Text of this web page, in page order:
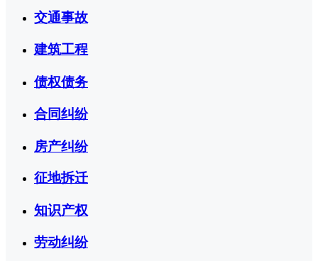
交通事故
建筑工程
债权债务
合同纠纷
房产纠纷
征地拆迁
知识产权
劳动纠纷